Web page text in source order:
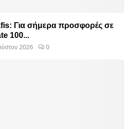
Για σήμερα προσφορές σε
100...
2026 0